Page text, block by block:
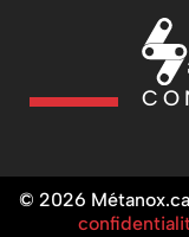
© 2026